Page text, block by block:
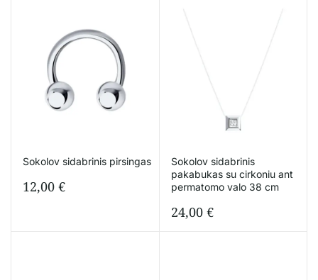
Sokolov sidabrinis pirsingas
12,00 €
Sokolov sidabrinis
pakabukas su cirkoniu ant
permatomo valo 38 cm
24,00 €